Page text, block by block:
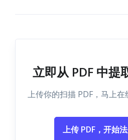
立即从 PDF 中提
上传你的扫描 PDF，马上在
上传 PDF，开始